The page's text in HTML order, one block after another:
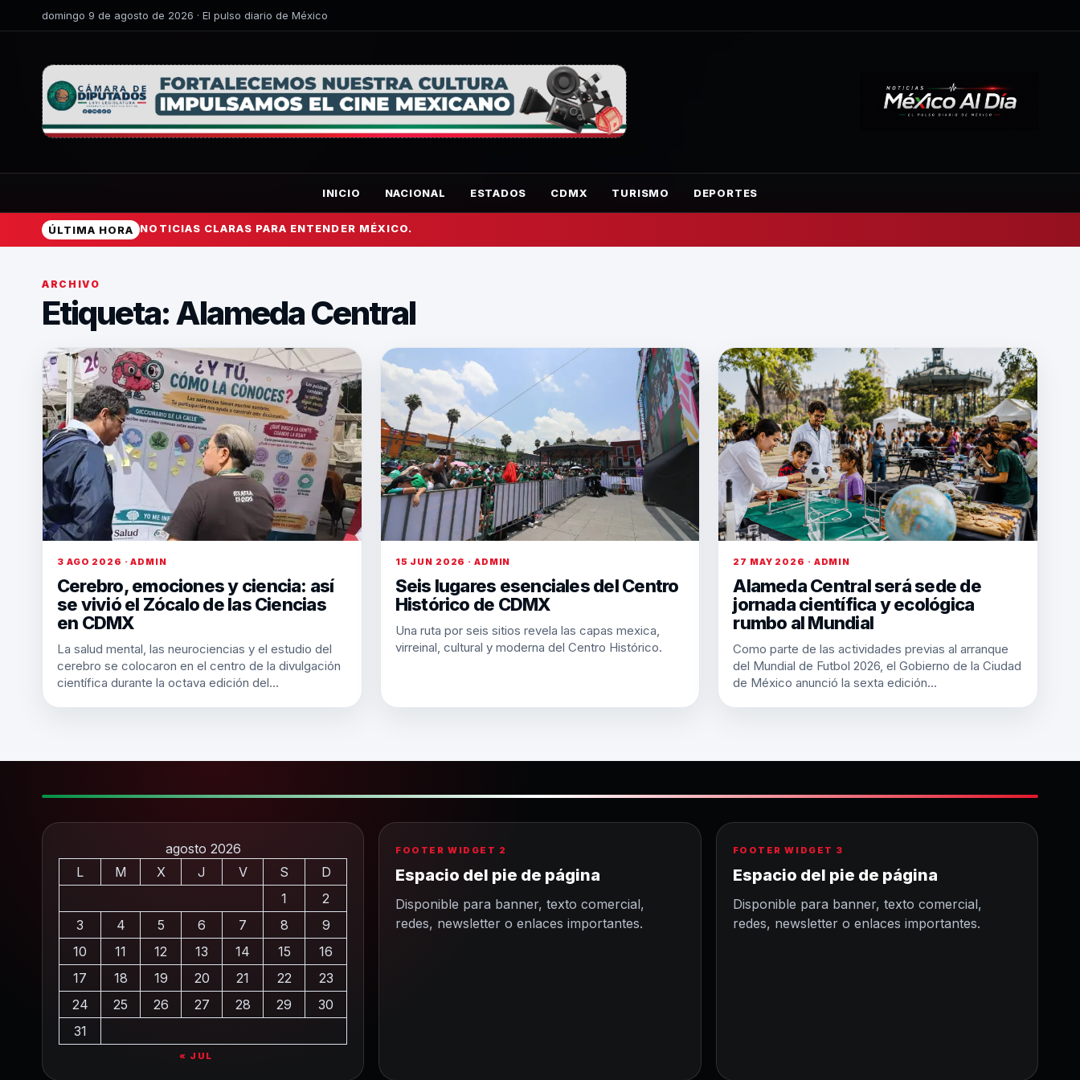
domingo 9 de agosto de 2026 · El pulso diario de México
INICIO NACIONAL ESTADOS CDMX TURISMO DEPORTES
ÚLTIMA HORA NOTICIAS CLARAS PARA ENTENDER MÉXICO.
ARCHIVO
Etiqueta:Alameda Central
3 AGO 2026 · ADMIN
Cerebro, emociones y ciencia: así
se vivió el Zócalo de las Ciencias
en CDMX
La salud mental, las neurociencias y el estudio del
cerebro se colocaron en el centro de la divulgación
científica durante la octava edición del…
15 JUN 2026 · ADMIN
Seis lugares esenciales del Centro
Histórico de CDMX
Una ruta por seis sitios revela las capas mexica,
virreinal, cultural y moderna del Centro Histórico.
27 MAY 2026 · ADMIN
Alameda Central será sede de
jornada científica y ecológica
rumbo al Mundial
Como parte de las actividades previas al arranque
del Mundial de Futbol 2026, el Gobierno de la Ciudad
de México anunció la sexta edición…
agosto 2026
L
M X J V S
D
1
2
3
4 5 6 7 8
9
10
11 12 13 14 15
16
17
18 19 20 21 22
23
24
25 26 27 28 29
30
31
« JUL
FOOTER WIDGET 2
Espacio del pie de página
Disponible para banner, texto comercial,
redes, newsletter o enlaces importantes.
FOOTER WIDGET 3
Espacio del pie de página
Disponible para banner, texto comercial,
redes, newsletter o enlaces importantes.